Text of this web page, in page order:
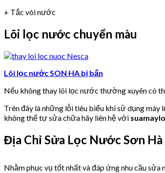
+ Tắc vòi nước
Lõi lọc nước chuyển màu
Lõi lọc nước SON HA bị bẩn
Nếu không thay lõi lọc nước thường xuyên có
Trên đây là những lỗi tiêu biểu khi sử dụng
không thể tự sửa chữa hãy liên hệ với
Địa Chỉ Sửa Lọc Nước Sơn
Nhằm phục vụ tốt nhất và đáp ứng nhu cầu